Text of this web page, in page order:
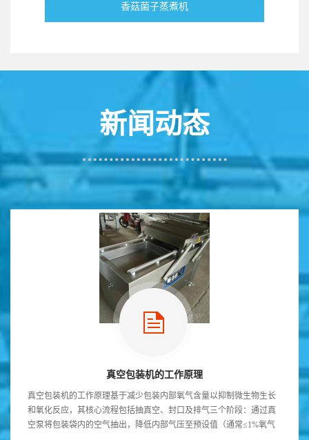
香菇菌子蒸煮机
新闻动态
真空包装机的工作原理
真空包装机的工作原理基于减少包装内部氧气含量以抑制微生物生长
和氧化反应，其核心流程包括抽真空、封口及排气三个阶段：通过真
空泵将包装袋内的空气抽出，降低内部气压至预设值（通常≤1%氧气